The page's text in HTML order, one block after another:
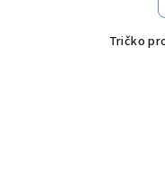
Tričko